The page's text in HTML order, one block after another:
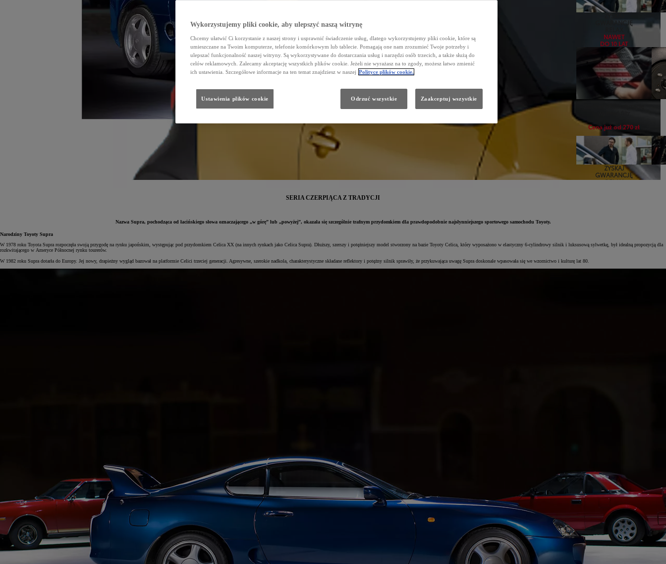
GWARANCJĘ
NAWET
DO 10 LAT
Cena już od 270 zł
ZYSKAJ
GWARANCJĘ
RELAX
Zadbaj o klimatyzację
SERIA CZERPIĄCA Z TRADYCJI
Nazwa Supra, pochodząca od łacińskiego słowa oznaczającego „w górę” lub „powyżej”, okazała się szczególnie trafnym przydomkiem dla prawdopodobnie najsłynniejszego sportowego samochodu Toyoty.
Narodziny Toyoty Supra
W 1978 roku Toyota Supra rozpoczęła swoją przygodę na rynku japońskim, występując pod przydomkiem Celica XX (na innych rynkach jako Celica Supra). Dłuższy, szerszy i potężniejszy model stworzony na bazie Toyoty Celica, który wyposażono w elastyczny 6-cylindrowy silnik i luksusową sylwetkę, był idealną propozycją dla
rozkwitającego w Ameryce Północnej rynku tourerów.
W 1982 roku Supra dotarła do Europy. Jej nowy, drapieżny wygląd bazował na platformie Celici trzeciej generacji. Agresywne, szerokie nadkola, charakterystyczne składane reflektory i potężny silnik sprawiły, że przykuwająca uwagę Supra doskonale wpasowała się we wzornictwo i kulturę lat 80.
Wykorzystujemy pliki cookie, aby ulepszyć naszą witrynę
Chcemy ułatwić Ci korzystanie z naszej strony i usprawnić świadczenie usług, dlatego wykorzystujemy pliki cookie, które są
umieszczane na Twoim komputerze, telefonie komórkowym lub tablecie. Pomagają one nam zrozumieć Twoje potrzeby i
ulepszać funkcjonalność naszej witryny. Są wykorzystywane do dostarczania usług i narzędzi osób trzecich, a także służą do
celów reklamowych. Zalecamy akceptację wszystkich plików cookie. Jeżeli nie wyrażasz na to zgody, możesz łatwo zmienić
ich ustawienia. Szczegółowe informacje na ten temat znajdziesz w naszej Polityce plików cookie.
Odrzuć wszystkie Zaakceptuj wszystkie
Ustawienia plików cookie